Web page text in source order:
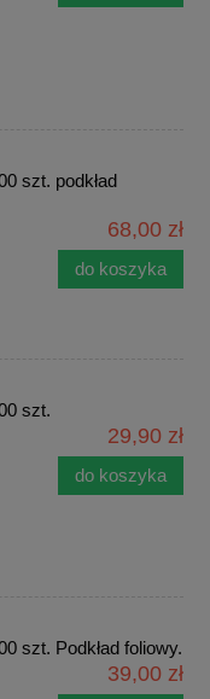
szt. podkład
68,00 zł
do koszyka
szt.
29,90 zł
do koszyka
szt. Podkład foliowy.
39,00 zł